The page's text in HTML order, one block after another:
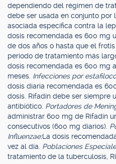
dependiendo del régimen de
debe ser usada en conjunto por
asociada específica contra la
dosis recomendada es 600 mg
de dos años o hasta que el
periodo de tratamiento más
dosis recomendada es 600 mg
meses. Infecciones por
dosis diaria recomendada es
dosis. Rifadin debe ser siempre
antibiótico. Portadores de
administrar 600 mg de Rifadin
consecutivos (600 mg diarios).
Influenzae:La dosis
vez al día. Poblaciones
tratamiento de la tuberculosis,